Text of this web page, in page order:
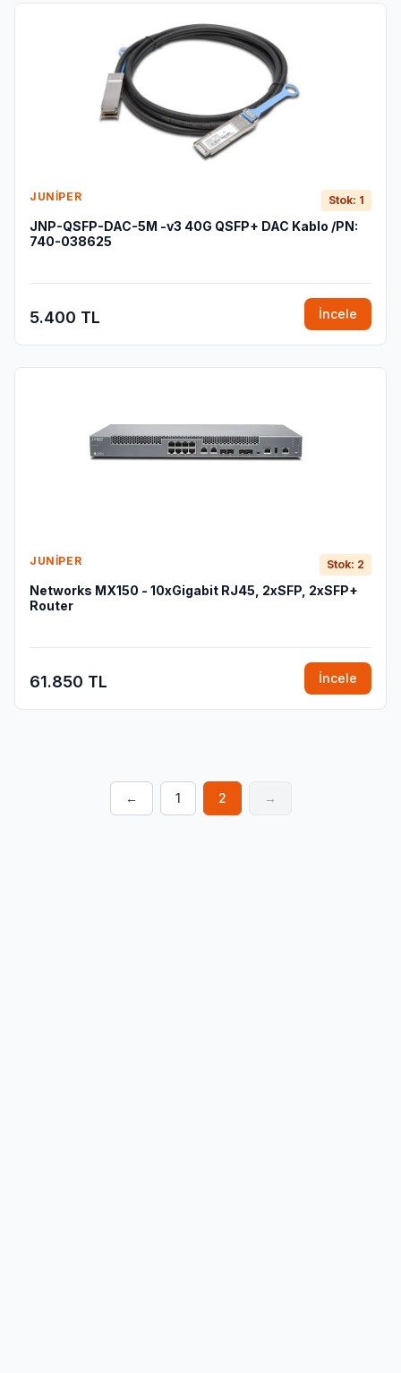
JUNIPER Stok: 1
JNP-QSFP-DAC-5M -v3 40G QSFP+ DAC Kablo /PN:
740-038625
5.400 TL İncele
JUNIPER Stok: 2
Networks MX150 - 10xGigabit RJ45, 2xSFP, 2xSFP+
Router
61.850 TL İncele
← 1 2 →